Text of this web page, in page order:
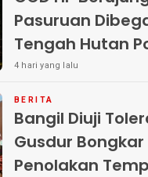
Pasuruan
Tengah Hutan Polisi Buru Tiga
Pelaku
4 hari yang lalu
BERITA
Bangil Diuji
Gusdur
Penolakan